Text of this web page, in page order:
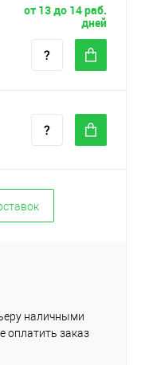
от 13 до 14 раб.
дней
наличными
оплатить заказ